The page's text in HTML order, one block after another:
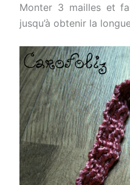
Monter 3 mailles et
jusqu’à obtenir la